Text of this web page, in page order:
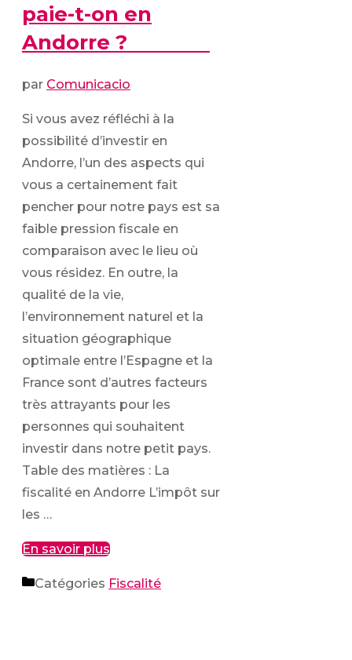
paie-t-on en
Andorre ?
par Comunicacio
Si vous avez réfléchi à la
possibilité d’investir en
Andorre, l’un des aspects qui
vous a certainement fait
pencher pour notre pays est sa
faible pression fiscale en
comparaison avec le lieu où
vous résidez. En outre, la
qualité de la vie,
l’environnement naturel et la
situation géographique
optimale entre l’Espagne et la
France sont d’autres facteurs
très attrayants pour les
personnes qui souhaitent
investir dans notre petit pays.
Table des matières : La
fiscalité en Andorre L’impôt sur
les …
En savoir plus
Catégories Fiscalité